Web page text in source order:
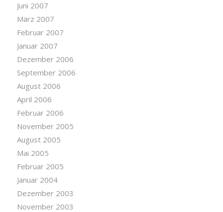
Juni 2007
März 2007
Februar 2007
Januar 2007
Dezember 2006
September 2006
August 2006
April 2006
Februar 2006
November 2005
August 2005
Mai 2005
Februar 2005
Januar 2004
Dezember 2003
November 2003